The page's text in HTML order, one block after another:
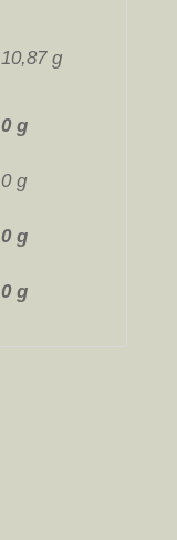
10,87 g
0 g
0 g
0 g
0 g